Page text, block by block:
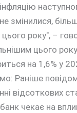
року", –
цього
на 1,6% у
Раніше
відсоткових
чекає на